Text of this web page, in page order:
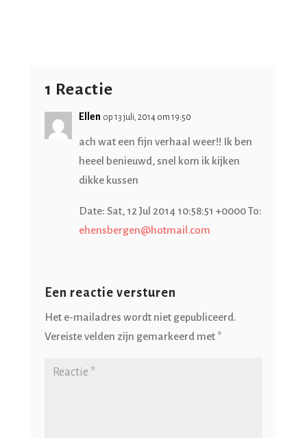
1 Reactie
Ellen op 13 juli, 2014 om 19:50
ach wat een fijn verhaal weer!! Ik ben
heeel benieuwd, snel kom ik kijken
dikke kussen
Date: Sat, 12 Jul 2014 10:58:51 +0000 To:
ehensbergen@hotmail.com
Een reactie versturen
Het e-mailadres wordt niet gepubliceerd.
Vereiste velden zijn gemarkeerd met *